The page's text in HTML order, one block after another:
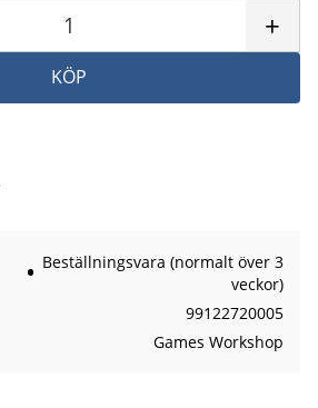
+
KÖP
Beställningsvara (normalt över 3
veckor)
99122720005
Games Workshop